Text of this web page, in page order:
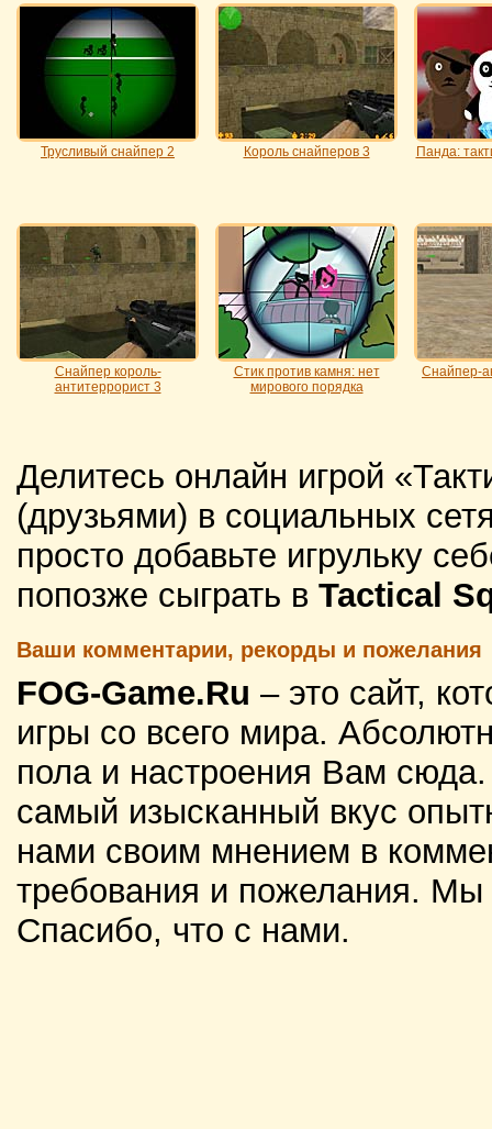
Трусливый снайпер 2 Король снайперов 3 Панда:
Снайпер король-
антитеррорист 3
Стик против камня: нет
мирового порядка
Снайпер-
Делитесь онлайн игрой
(друзьями) в социальных
просто добавьте игрульку
попозже сыграть в Tactical
Ваши комментарии, рекорды и пожелания
FOG-Game.Ru – это сайт,
игры со всего мира.
пола и настроения Вам
самый изысканный вкус
нами своим мнением в
требования и пожелания.
Спасибо, что с нами.